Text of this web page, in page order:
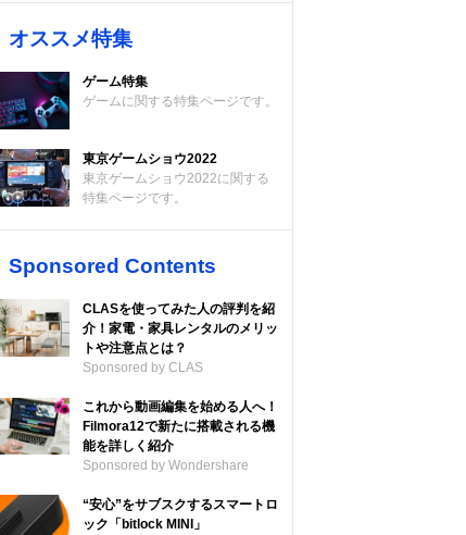
オススメ特集
ゲーム特集
ゲームに関する特集ページです。
東京ゲームショウ2022
東京ゲームショウ2022に関する
特集ページです。
Sponsored Contents
CLASを使ってみた人の評判を紹
介！家電・家具レンタルのメリッ
トや注意点とは？
Sponsored by CLAS
これから動画編集を始める人へ！
Filmora12で新たに搭載される機
能を詳しく紹介
Sponsored by Wondershare
“安心”をサブスクするスマートロ
ック「bitlock MINI」